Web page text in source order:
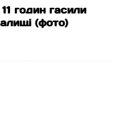
годин гасили
(фото)